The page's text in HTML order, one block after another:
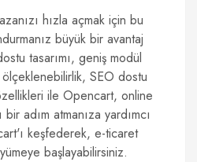
hızla açmak için bu
büyük bir avantaj
tasarımı, geniş modül
SEO dostu
ile Opencart, online
bir adım atmanıza yardımcı
keşfederek, e-ticaret
başlayabilirsiniz.